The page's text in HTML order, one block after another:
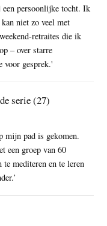
persoonlijke tocht. Ik
niet zo veel met
retraites die ik
– over starre
voor gesprek.'
serie (27)
mijn pad is gekomen.
een groep van 60
te mediteren en te leren